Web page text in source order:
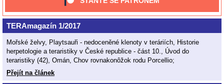
TERAmagazín 1/2017
Mořské želvy, Playtsauři - nedoceněné klenoty v teráriích, Historie
herpetologie a teraristiky v České republice - část 10., Úvod do
teraristiky (42), Omán, Chov rovnakonôžok rodu Porcellio;
Přejít na článek